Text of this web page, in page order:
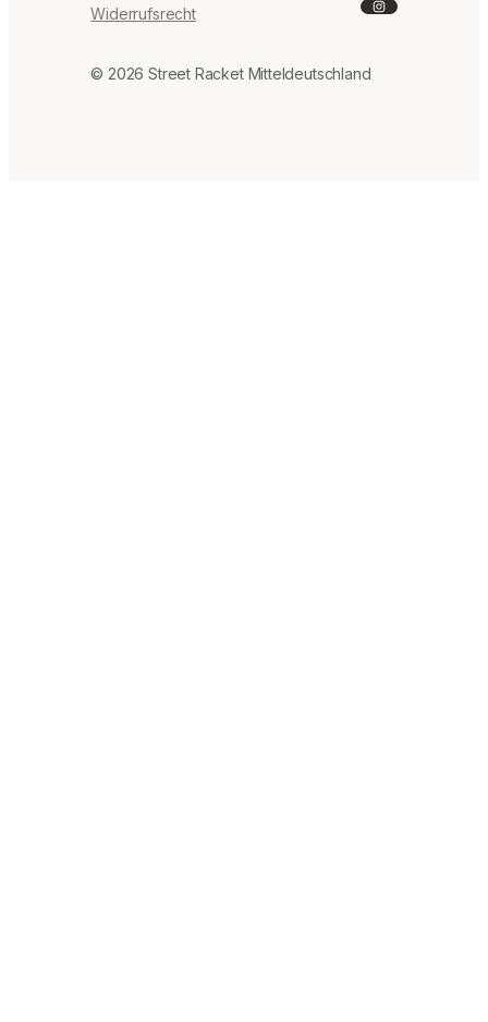
Widerrufsrecht
© 2026 Street Racket Mitteldeutschland